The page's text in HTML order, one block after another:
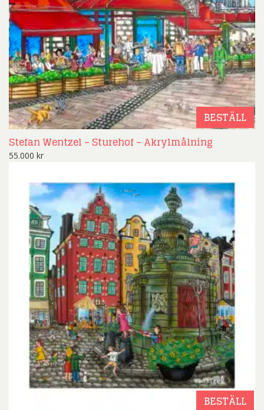
BESTÄLL
Stefan Wentzel – Sturehof – Akrylmålning
55.000 kr
BESTÄLL